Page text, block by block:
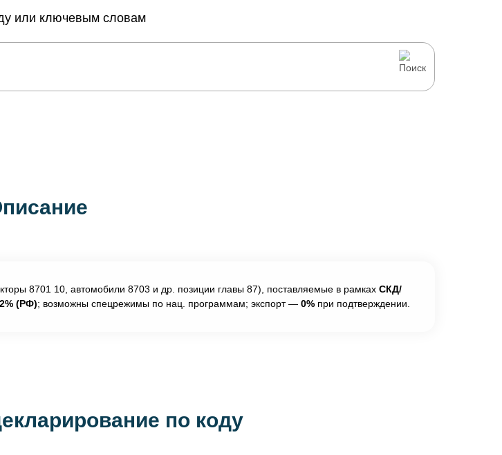
или ключевым словам
8701 10, автомобили 8703 и др. позиции главы 87), поставляемые в рамках СКД/
(РФ); возможны спецрежимы по нац. программам; экспорт — 0% при подтверждении.
по коду